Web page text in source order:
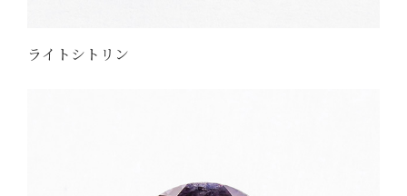
ライトシトリン